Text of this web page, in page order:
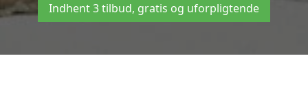
Indhent 3 tilbud, gratis og uforpligtende